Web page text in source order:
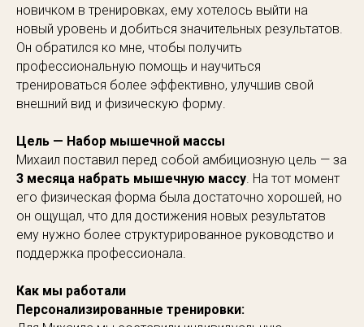
новичком в тренировках, ему хотелось выйти на
новый уровень и добиться значительных результатов.
Он обратился ко мне, чтобы получить
профессиональную помощь и научиться
тренироваться более эффективно, улучшив свой
внешний вид и физическую форму.
Цель — Набор мышечной массы
Михаил поставил перед собой амбициозную цель — за
3 месяца набрать мышечную массу. На тот момент
его физическая форма была достаточно хорошей, но
он ощущал, что для достижения новых результатов
ему нужно более структурированное руководство и
поддержка профессионала.
Как мы работали
Персонализированные тренировки: